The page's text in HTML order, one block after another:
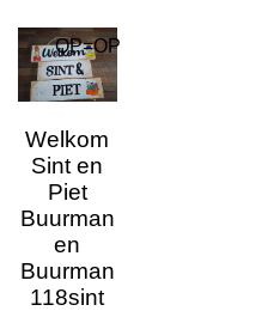
OP=OP
Welkom
Sint en
Piet
Buurman
en
Buurman
118sint